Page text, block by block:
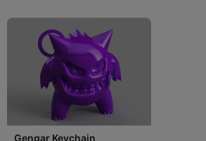
Gengar Keychain